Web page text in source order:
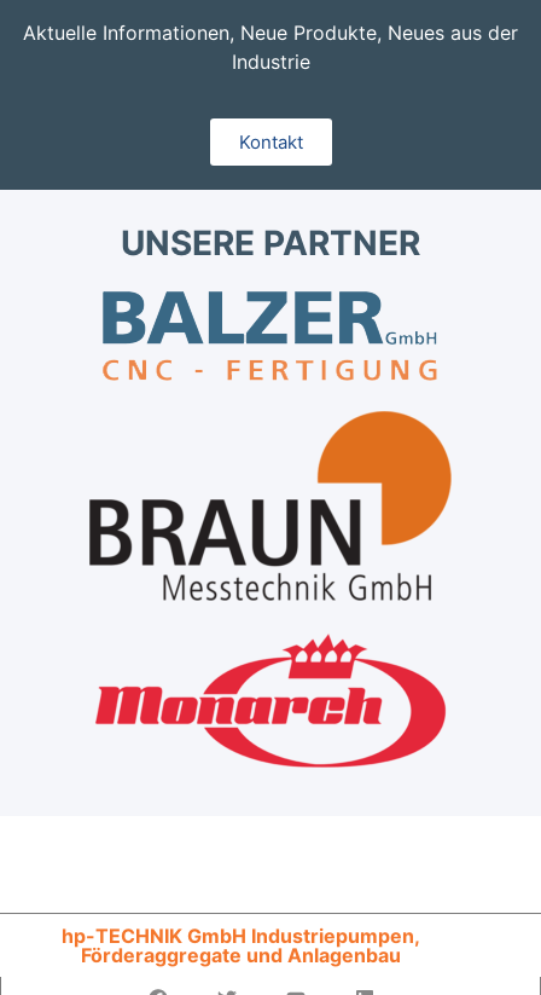
Aktuelle Informationen, Neue Produkte, Neues aus der
Industrie
Kontakt
UNSERE PARTNER
hp-TECHNIK GmbH Industriepumpen,
Förderaggregate und Anlagenbau